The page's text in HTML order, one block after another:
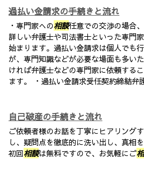
過払い金請求の手続きと流れ
・専門家への相談任意での交渉の場合
詳しい弁護士や司法書士といった専門
始まります。過払い金請求は個人でも
が、専門知識などが必要な場面も多い
ければ弁護士などの専門家に依頼する
ます。 ・過払い金請求受任契約締結弁
自己破産の手続きと流れ
ご依頼者様のお話を丁寧にヒアリング
し、疑問点を徹底的に洗い出し、真相
初回相談は無料ですので、お気軽にご